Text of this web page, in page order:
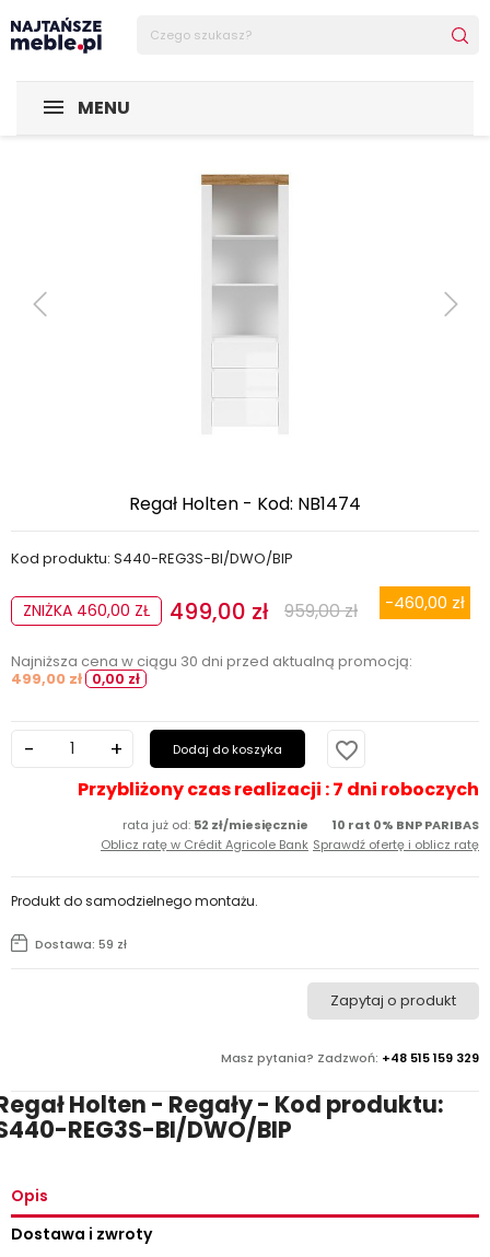
MENU
Sklep Najtańsze-meble
Regał Holten - Kod: NB1474
Kod produktu: S440-REG3S-BI/DWO/BIP
499,00 zł
ZNIŻKA 460,00 ZŁ 959,00 zł -460,00 zł
Najniższa cena w ciągu 30 dni przed aktualną promocją:
499,00 zł 0,00 zł
Dodaj do koszyka favorite_border
Przybliżony czas realizacji : 7 dni roboczych
rata już od: 52 zł/miesięcznie
Oblicz ratę w Crédit Agricole Bank
10 rat 0% BNP PARIBAS
Sprawdź ofertę i oblicz ratę
Masz pytania? Zadzwoń: +48 515 159 329
Zapytaj o produkt
Dostawa: 59 zł
Produkt do samodzielnego montażu.
Holten - Regały - Kod produktu:
REG3S-BI/DWO/BIP
Opis
Dostawa i zwroty